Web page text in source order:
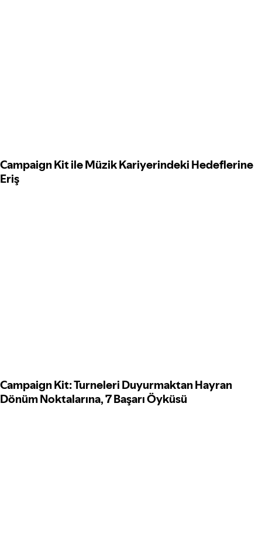
Campaign Kit ile Müzik Kariyerindeki Hedeflerine
Eriş
Campaign Kit: Turneleri Duyurmaktan Hayran
Dönüm Noktalarına, 7 Başarı Öyküsü